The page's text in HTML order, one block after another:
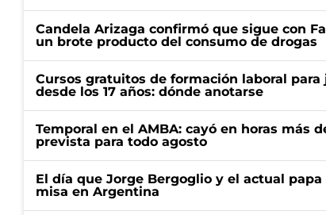
Candela Arizaga confirmó que sigue con
un brote producto del consumo de drogas
Cursos gratuitos de formación laboral para
desde los 17 años: dónde anotarse
Temporal en el AMBA: cayó en horas más
prevista para todo agosto
El día que Jorge Bergoglio y el actual
misa en Argentina